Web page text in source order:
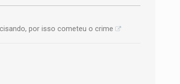
por isso cometeu o crime